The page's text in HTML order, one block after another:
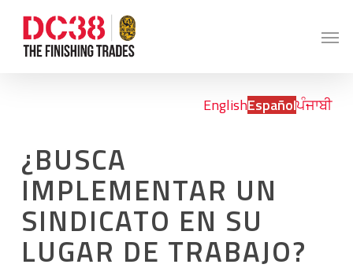
main
content
EnglishEspañolਪੰਜਾਬੀ
¿BUSCA
IMPLEMENTAR UN
SINDICATO EN SU
LUGAR DE TRABAJO?